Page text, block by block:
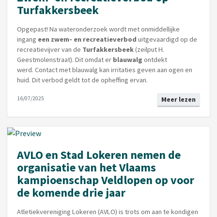
Turfakkersbeek
Opgepast! Na wateronderzoek wordt met onmiddellijke
ingang een zwem- en recreatieverbod uitgevaardigd op de
recreatievijver van de Turfakkersbeek(zeilput H.
Geestmolenstraat). Dit omdat er blauwalg ontdekt
werd. Contact met blauwalg kan irritaties geven aan ogen en
huid. Dit verbod geldt tot de opheffing ervan.
Meer lezen
16/07/2025
AVLO en Stad Lokeren nemen de
organisatie van het Vlaams
kampioenschap Veldlopen op voor
de komende drie jaar
Atletiekvereniging Lokeren (AVLO) is trots om aan te kondigen